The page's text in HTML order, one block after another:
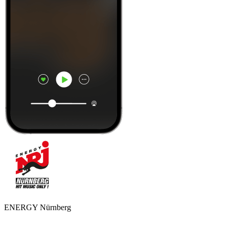
ENERGY Nürnberg